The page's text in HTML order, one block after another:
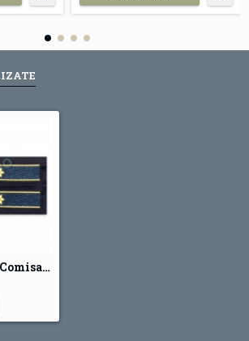
Trese maneca Comisar Sef Penitenciar (ANP)